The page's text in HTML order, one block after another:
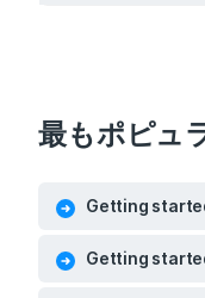
最もポピュ
Getting
Getting